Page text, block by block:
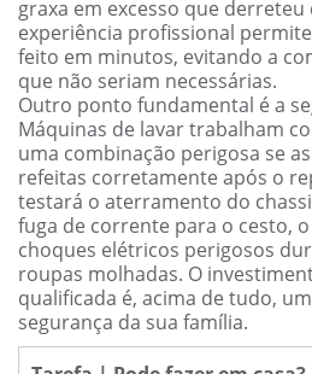
graxa em excesso que derreteu
experiência profissional
feito em minutos, evitando a
que não seriam necessárias.
Outro ponto fundamental é a
Máquinas de lavar trabalham
uma combinação perigosa se
refeitas corretamente após o
testará o aterramento do
fuga de corrente para o cesto,
choques elétricos perigosos
roupas molhadas. O
qualificada é, acima de tudo,
segurança da sua família.